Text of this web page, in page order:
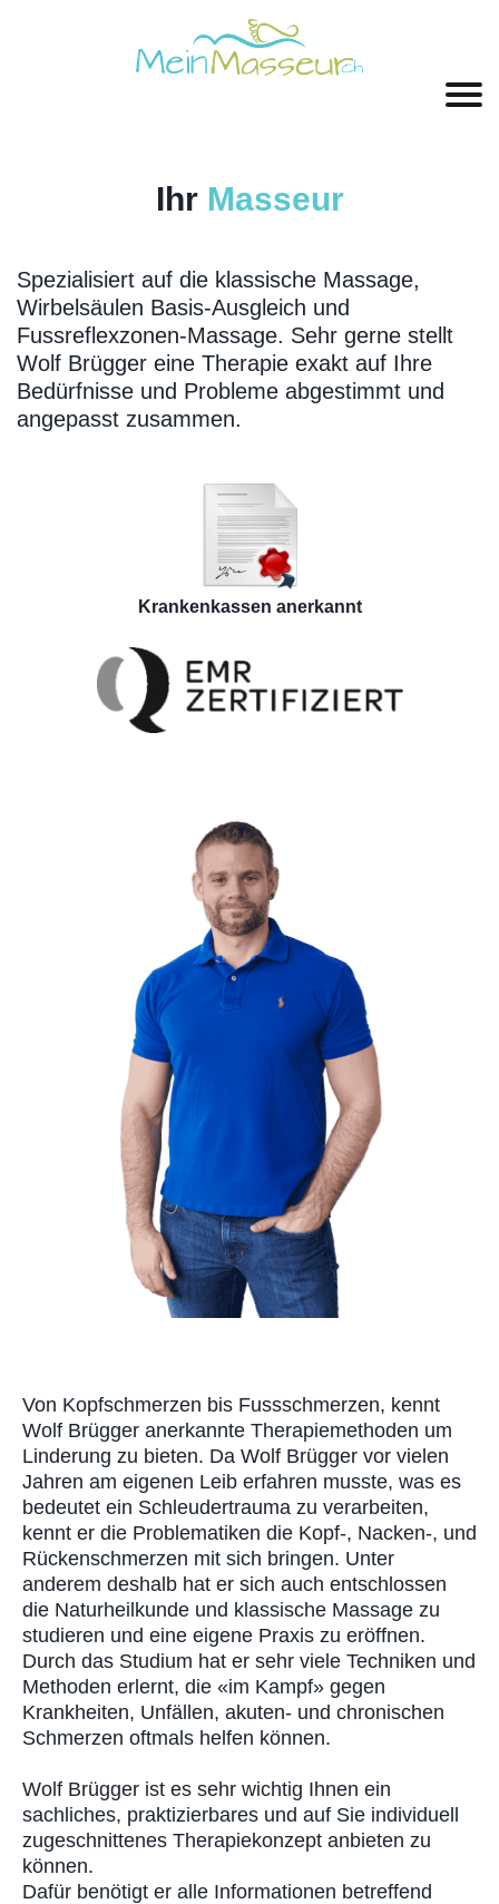
Ihr Masseur
Spezialisiert auf die klassische Massage,
Wirbelsäulen Basis-Ausgleich und
Fussreflexzonen-Massage. Sehr gerne stellt
Wolf Brügger eine Therapie exakt auf Ihre
Bedürfnisse und Probleme abgestimmt und
angepasst zusammen.
Krankenkassen anerkannt
Von Kopfschmerzen bis Fussschmerzen, kennt
Wolf Brügger anerkannte Therapiemethoden um
Linderung zu bieten. Da Wolf Brügger vor vielen
Jahren am eigenen Leib erfahren musste, was es
bedeutet ein Schleudertrauma zu verarbeiten,
kennt er die Problematiken die Kopf-, Nacken-, und
Rückenschmerzen mit sich bringen. Unter
anderem deshalb hat er sich auch entschlossen
die Naturheilkunde und klassische Massage zu
studieren und eine eigene Praxis zu eröffnen.
Durch das Studium hat er sehr viele Techniken und
Methoden erlernt, die «im Kampf» gegen
Krankheiten, Unfällen, akuten- und chronischen
Schmerzen oftmals helfen können.
Wolf Brügger ist es sehr wichtig Ihnen ein
sachliches, praktizierbares und auf Sie individuell
zugeschnittenes Therapiekonzept anbieten zu
können.
Dafür benötigt er alle Informationen betreffend